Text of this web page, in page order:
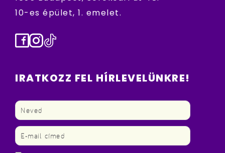
10-es épület, 1. emelet.
Facebook
Instagram
TikTok
IRATKOZZ FEL HÍRLEVELÜNKRE!